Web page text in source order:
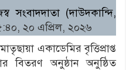
সংবাদদাতা (দাউদকান্দি,
২০ এপ্রিল, ২০২৬
একাডেমির বৃত্তিপ্রাপ্ত
বিতরণ অনুষ্ঠান অনুষ্ঠিত